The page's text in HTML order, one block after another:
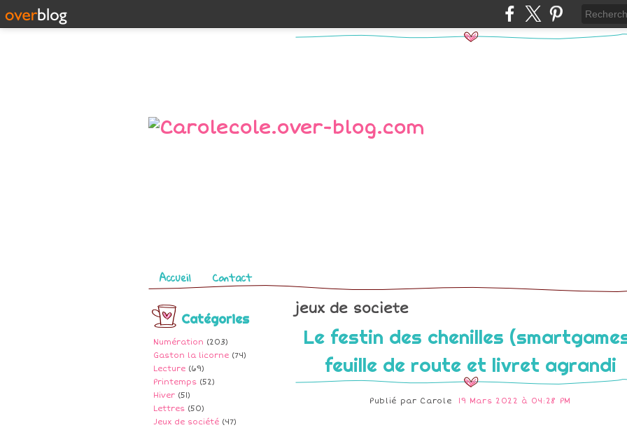
Pages
Accueil Contact
Catégories
Numération (203)
Gaston la licorne (74)
Lecture (69)
Printemps (52)
Hiver (51)
Lettres (50)
Jeux de société (47)
jeux de societe
Le festin des chenilles
feuille de route et livret agrandi
Publié par Carole 19 Mars 2022 à 04:28 PM